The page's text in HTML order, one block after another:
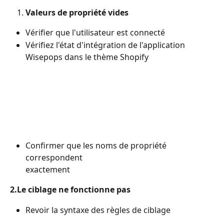
Valeurs de propriété vides
Vérifier que l'utilisateur est connecté
Vérifiez l'état d'intégration de l'application
Wisepops dans le thème Shopify
Confirmer que les noms de propriété
correspondent
exactement
2.Le ciblage ne fonctionne pas
Revoir la syntaxe des règles de ciblage